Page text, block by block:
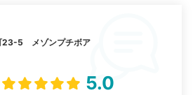
23-5 メゾンプチボア
5.0